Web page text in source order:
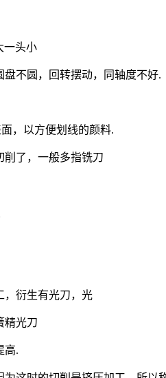
一头小
不圆，回转摆动，同轴度不好.
，以方便划线的颜料.
削了，一般多指铣刀
，衍生有光刀，光
精光刀
高.